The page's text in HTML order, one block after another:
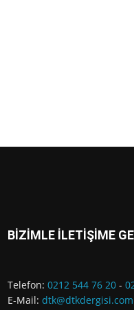
BİZİMLE İLETİŞİME
Telefon: 0212 544 76 20 -
E-Mail: dtk@dtkdergisi.com